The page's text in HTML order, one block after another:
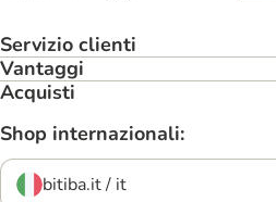
Servizio clienti
Vantaggi
Acquisti
Shop internazionali:
bitiba.it / it